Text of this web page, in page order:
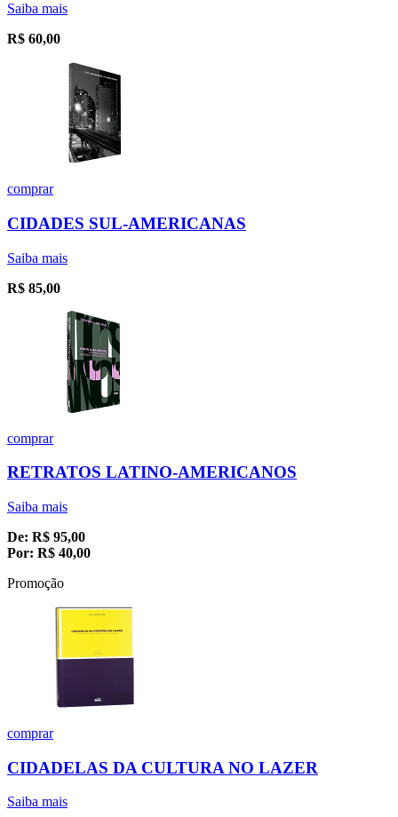
Saiba mais
R$ 60,00
comprar
CIDADES SUL-AMERICANAS
Saiba mais
R$ 85,00
comprar
RETRATOS LATINO-AMERICANOS
Saiba mais
De: R$ 95,00
Por: R$ 40,00
Promoção
comprar
CIDADELAS DA CULTURA NO LAZER
Saiba mais